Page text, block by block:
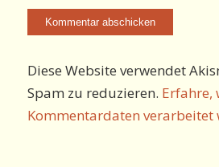
Diese Website verwendet
Spam zu reduzieren. Erfahre,
Kommentardaten verarbeitet